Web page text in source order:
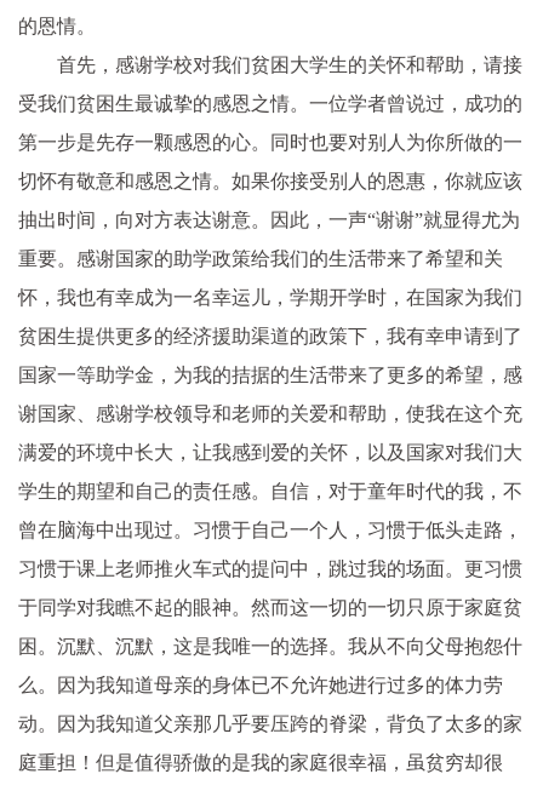
的恩情。
首先，感谢学校对我们贫困大学生的关怀和帮助，请接
受我们贫困生最诚挚的感恩之情。一位学者曾说过，成功的
第一步是先存一颗感恩的心。同时也要对别人为你所做的一
切怀有敬意和感恩之情。如果你接受别人的恩惠，你就应该
抽出时间，向对方表达谢意。因此，一声“谢谢”就显得尤为
重要。感谢国家的助学政策给我们的生活带来了希望和关
怀，我也有幸成为一名幸运儿，学期开学时，在国家为我们
贫困生提供更多的经济援助渠道的政策下，我有幸申请到了
国家一等助学金，为我的拮据的生活带来了更多的希望，感
谢国家、感谢学校领导和老师的关爱和帮助，使我在这个充
满爱的环境中长大，让我感到爱的关怀，以及国家对我们大
学生的期望和自己的责任感。自信，对于童年时代的我，不
曾在脑海中出现过。习惯于自己一个人，习惯于低头走路，
习惯于课上老师推火车式的提问中，跳过我的场面。更习惯
于同学对我瞧不起的眼神。然而这一切的一切只原于家庭贫
困。沉默、沉默，这是我唯一的选择。我从不向父母抱怨什
么。因为我知道母亲的身体已不允许她进行过多的体力劳
动。因为我知道父亲那几乎要压跨的脊梁，背负了太多的家
庭重担！但是值得骄傲的是我的家庭很幸福，虽贫穷却很